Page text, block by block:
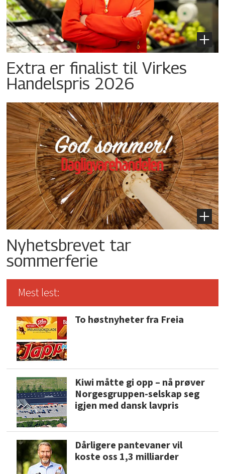
Extra er finalist til Virkes
Handelspris 2026
Nyhetsbrevet tar
sommerferie
Mest lest:
To høstnyheter fra Freia
Kiwi måtte gi opp – nå prøver
Norgesgruppen-selskap seg
igjen med dansk lavpris
Dårligere pantevaner vil
koste oss 1,3 milliarder